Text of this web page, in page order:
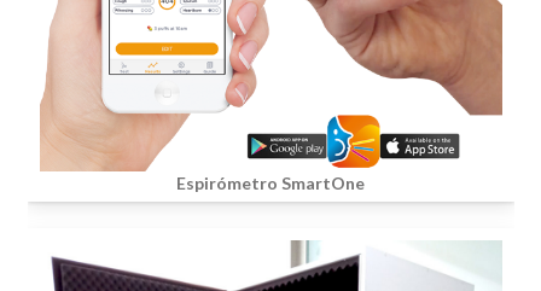
Espirómetro SmartOne